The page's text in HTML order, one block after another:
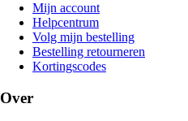
Mijn account
Helpcentrum
Volg mijn bestelling
Bestelling retourneren
Kortingscodes
Over